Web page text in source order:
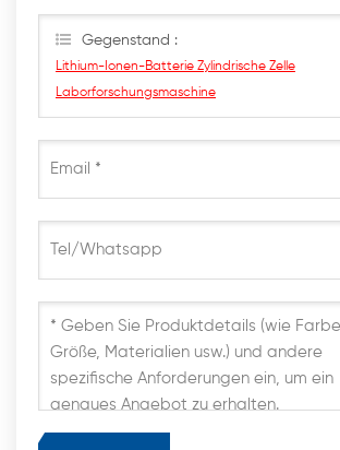
wie möglich antworten
Gegenstand :
Lithium-Ionen-Batterie Zylindrische Zelle
Laborforschungsmaschine